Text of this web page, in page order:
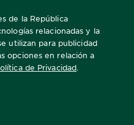
de la República
relacionadas y la
utilizan para publicidad
opciones en relación a
de Privacidad
Dale a